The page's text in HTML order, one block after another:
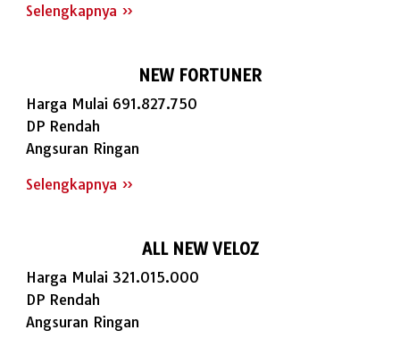
Selengkapnya »
NEW FORTUNER
Harga Mulai 691.827.750
DP Rendah
Angsuran Ringan
Selengkapnya »
ALL NEW VELOZ
Harga Mulai 321.015.000
DP Rendah
Angsuran Ringan